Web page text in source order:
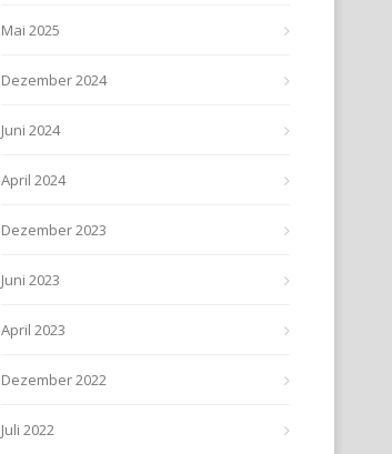
Mai 2025
Dezember 2024
Juni 2024
April 2024
Dezember 2023
Juni 2023
April 2023
Dezember 2022
Juli 2022